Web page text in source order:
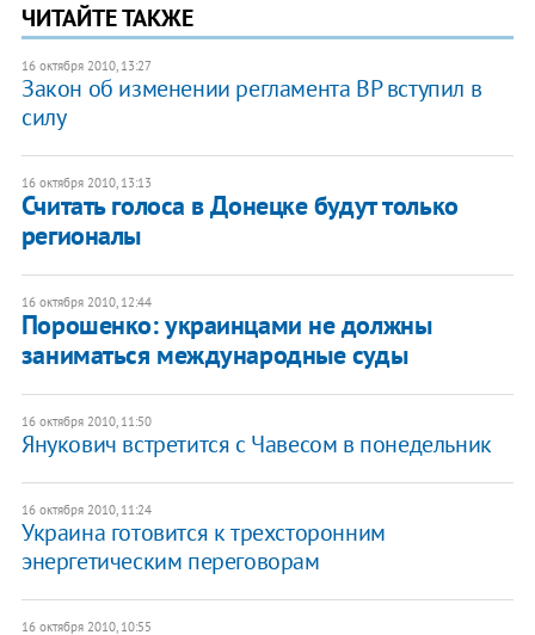
ЧИТАЙТЕ ТАКЖЕ
16 октября 2010, 13:27
Закон об изменении регламента ВР вступил в
силу
16 октября 2010, 13:13
Считать голоса в Донецке будут только
регионалы
16 октября 2010, 12:44
Порошенко: украинцами не должны
заниматься международные суды
16 октября 2010, 11:50
Янукович встретится с Чавесом в понедельник
16 октября 2010, 11:24
Украина готовится к трехсторонним
энергетическим переговорам
16 октября 2010, 10:55